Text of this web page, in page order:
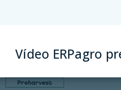
Vídeo ERPagro